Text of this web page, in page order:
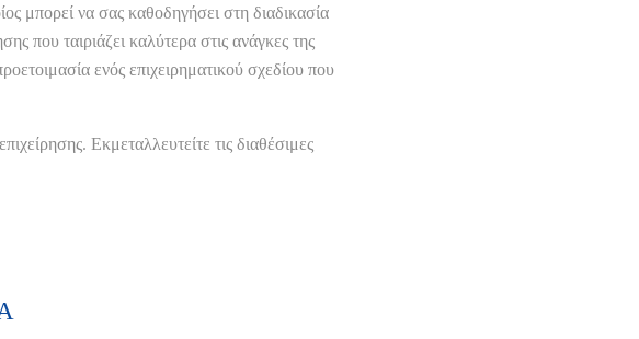
μπορεί να σας καθοδηγήσει στη διαδικασία
που ταιριάζει καλύτερα στις ανάγκες της
ενός επιχειρηματικού σχεδίου που
Εκμεταλλευτείτε τις διαθέσιμες